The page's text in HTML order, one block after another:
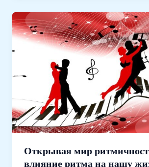
Открывая мир
влияние ритма на нашу